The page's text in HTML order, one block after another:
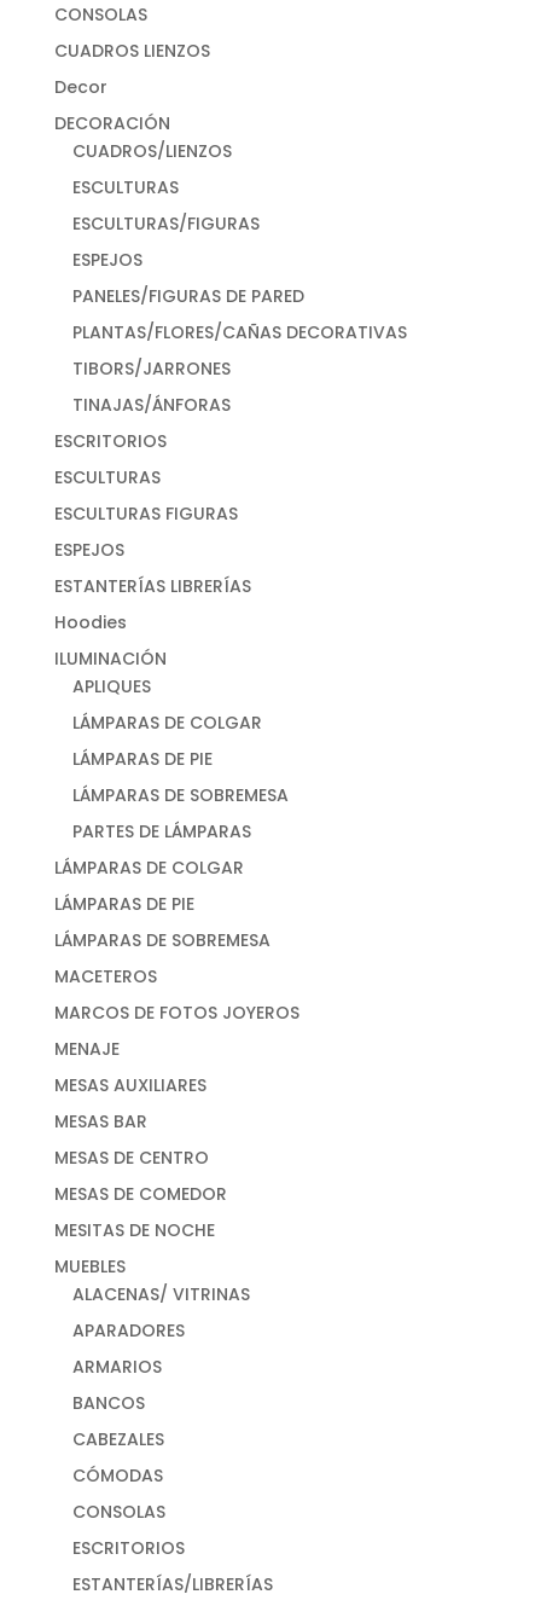
CONSOLAS
CUADROS LIENZOS
Decor
DECORACIÓN
CUADROS/LIENZOS
ESCULTURAS
ESCULTURAS/FIGURAS
ESPEJOS
PANELES/FIGURAS DE PARED
PLANTAS/FLORES/CAÑAS DECORATIVAS
TIBORS/JARRONES
TINAJAS/ÁNFORAS
ESCRITORIOS
ESCULTURAS
ESCULTURAS FIGURAS
ESPEJOS
ESTANTERÍAS LIBRERÍAS
Hoodies
ILUMINACIÓN
APLIQUES
LÁMPARAS DE COLGAR
LÁMPARAS DE PIE
LÁMPARAS DE SOBREMESA
PARTES DE LÁMPARAS
LÁMPARAS DE COLGAR
LÁMPARAS DE PIE
LÁMPARAS DE SOBREMESA
MACETEROS
MARCOS DE FOTOS JOYEROS
MENAJE
MESAS AUXILIARES
MESAS BAR
MESAS DE CENTRO
MESAS DE COMEDOR
MESITAS DE NOCHE
MUEBLES
ALACENAS/ VITRINAS
APARADORES
ARMARIOS
BANCOS
CABEZALES
CÓMODAS
CONSOLAS
ESCRITORIOS
ESTANTERÍAS/LIBRERÍAS